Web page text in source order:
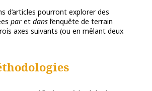
d’articles pourront explorer des
par et dans l’enquête de terrain
axes suivants (ou en mêlant deux